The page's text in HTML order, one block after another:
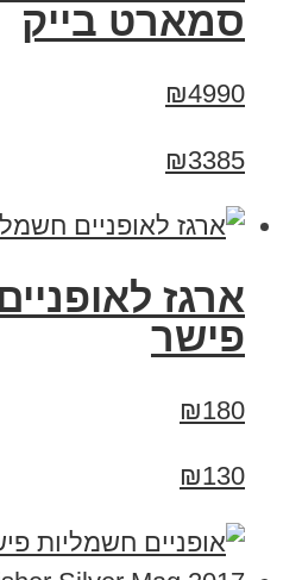
סמארט בייק
₪4990
₪3385
ארגז
פישר
₪180
₪130